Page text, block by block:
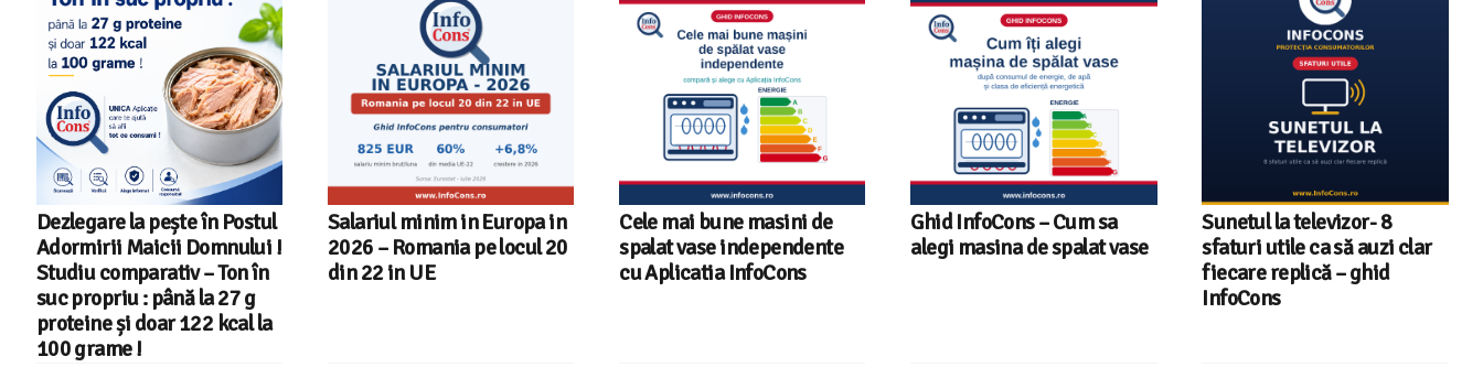
Salariul minim in Europa in
2026 – Romania pe locul 20
din 22 in UE
Cele mai bune masini de
spalat vase independente
cu Aplicatia InfoCons
Ghid InfoCons – Cum sa
alegi masina de spalat vase
Sunetul la televizor- 8
sfaturi utile ca să auzi clar
Televizoare Toshiba în
România – gama de modele,
tehnologii și date statistice
InfoCons